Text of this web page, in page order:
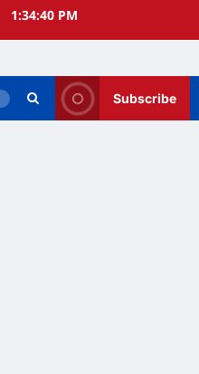
1:34:41 PM
Subscribe